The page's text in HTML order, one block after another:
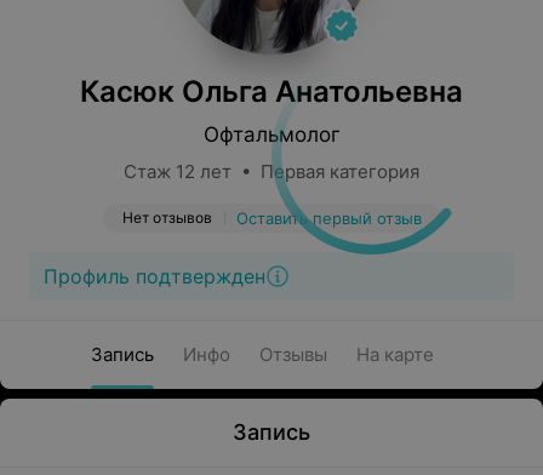
Касюк Ольга Анатольевна
Офтальмолог
Стаж 12 лет • Первая категория
Нет отзывов Оставить первый отзыв
Профиль подтвержден
Запись Инфо Отзывы На карте
Запись